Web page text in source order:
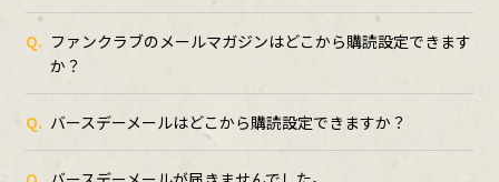
Q. ファンクラブのメールマガジンはどこから購読設定できます
か？
Q. バースデーメールはどこから購読設定できますか？